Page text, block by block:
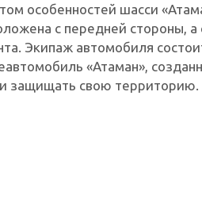
особенностей шасси
с передней стороны,
Экипаж автомобиля
«Атаман»,
защищать свою территорию.